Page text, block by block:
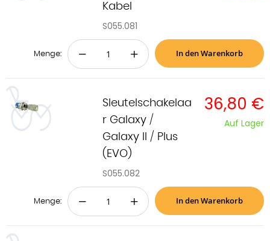
Kabel
S055.081
Menge: − + In den Warenkorb
Sleutelschakelaa
r Galaxy /
Galaxy II / Plus
(EVO)
S055.082
36,80 €
Auf Lager
Menge: − + In den Warenkorb